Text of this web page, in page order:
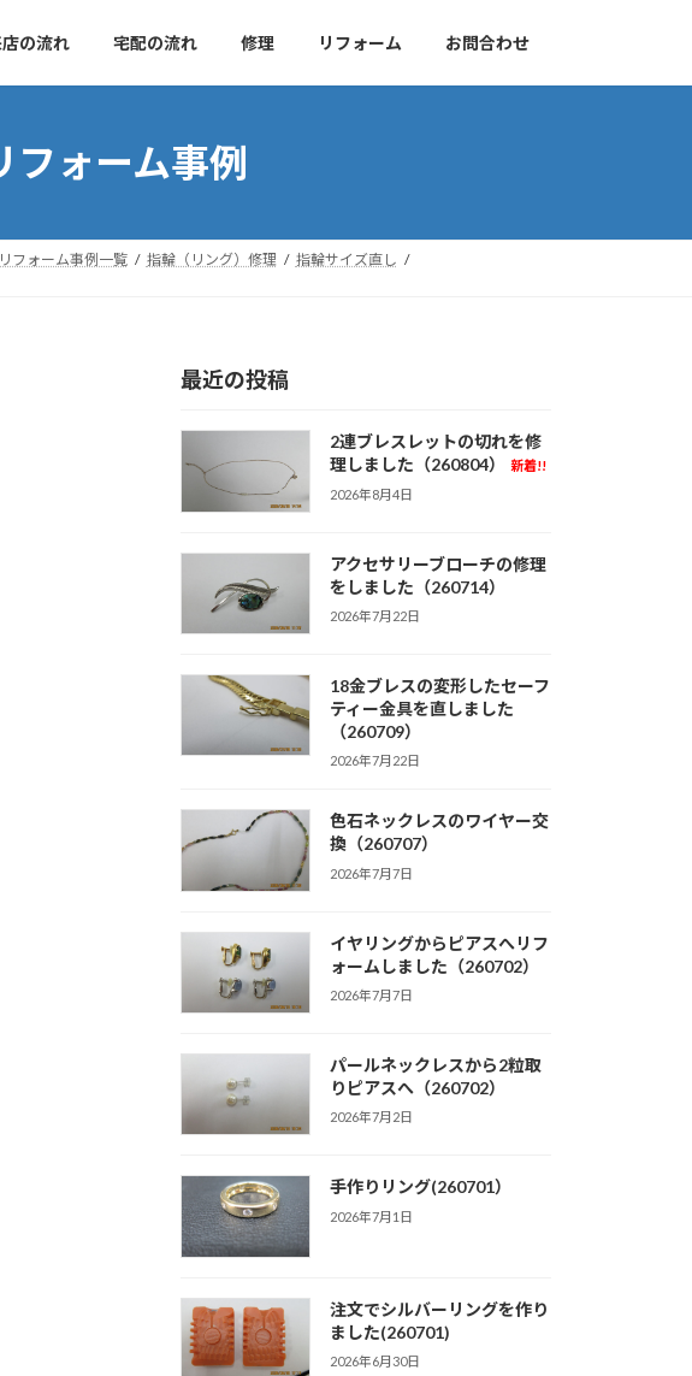
の流れ 宅配の流れ 修理 リフォーム お問合わせ
フォーム事例
フォーム事例一覧 指輪（リング）修理
指輪サイズ直し
最近の投稿
2連ブレスレットの切れを修
理しました（260804）
新着!!
2026年8月4日
アクセサリーブローチの修理
をしました（260714）
2026年7月22日
18金ブレスの変形したセーフ
ティー金具を直しました
（260709）
2026年7月22日
色石ネックレスのワイヤー交
換（260707）
2026年7月7日
イヤリングからピアスへリフ
ォームしました（260702）
2026年7月7日
パールネックレスから2粒取
りピアスへ（260702）
2026年7月2日
手作りリング(260701）
2026年7月1日
注文でシルバーリングを作り
ました(260701)
2026年6月30日